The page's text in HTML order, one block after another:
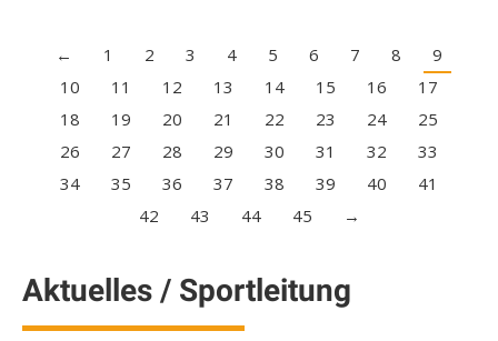
← 1 2 3 4 5 6 7 8
9
10
11 12 13 14 15 16
17
18
19 20 21 22 23 24
25
26
27 28 29 30 31 32
33
34
35 36 37 38 39 40
41
42
43 44 45 →
Aktuelles / Sportleitung